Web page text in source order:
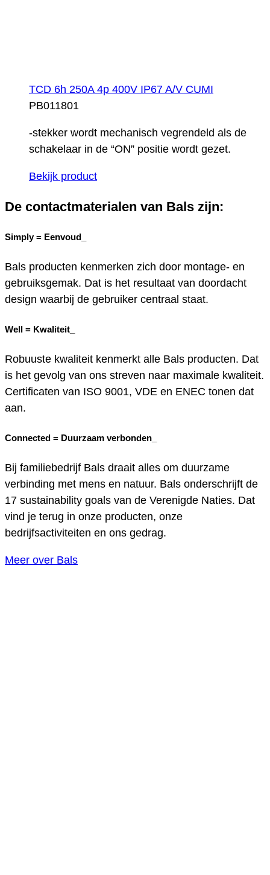
TCD 6h 250A 4p 400V IP67 A/V CUMI
PB011801
-stekker wordt mechanisch vegrendeld als de
schakelaar in de “ON” positie wordt gezet.
Bekijk product
De contactmaterialen van Bals zijn:
Simply = Eenvoud_
Bals producten kenmerken zich door montage- en
gebruiksgemak. Dat is het resultaat van doordacht
design waarbij de gebruiker centraal staat.
Well = Kwaliteit_
Robuuste kwaliteit kenmerkt alle Bals producten. Dat
is het gevolg van ons streven naar maximale kwaliteit.
Certificaten van ISO 9001, VDE en ENEC tonen dat
aan.
Connected = Duurzaam verbonden_
Bij familiebedrijf Bals draait alles om duurzame
verbinding met mens en natuur. Bals onderschrijft de
17 sustainability goals van de Verenigde Naties. Dat
vind je terug in onze producten, onze
bedrijfsactiviteiten en ons gedrag.
Meer over Bals